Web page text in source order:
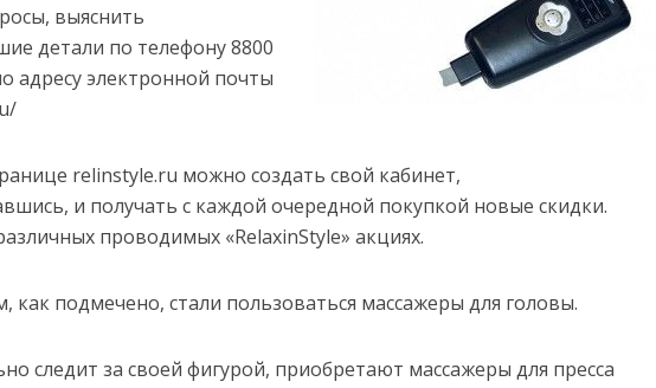
выяснить
детали по телефону 8800
адресу электронной почты
/
relinstyle.ru можно создать свой кабинет,
и получать с каждой очередной покупкой новые скидки.
проводимых «RelaxinStyle» акциях.
как подмечено, стали пользоваться массажеры для головы.
следит за своей фигурой, приобретают массажеры для пресса